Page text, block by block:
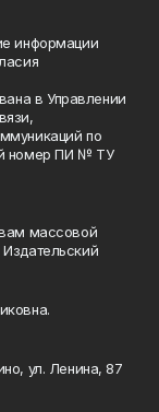
информации
в Управлении
по
номер ПИ № ТУ
массовой
ул. Ленина, 87